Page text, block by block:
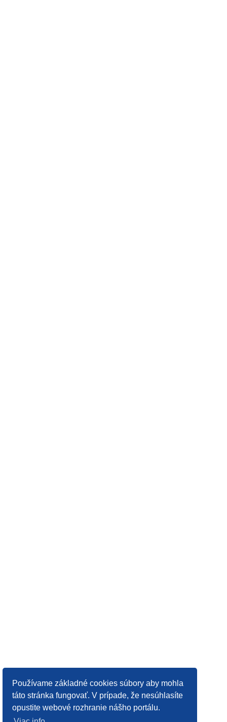
Používame základné cookies súbory aby mohla
táto stránka fungovať. V prípade, že nesúhlasíte
opustite webové rozhranie nášho portálu.